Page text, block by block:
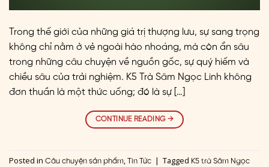
Trong thế giới của những giá trị thượng lưu, sự sang trọng
không chỉ nằm ở vẻ ngoài hào nhoáng, mà còn ẩn sâu
trong những câu chuyện về nguồn gốc, sự quý hiếm và
chiều sâu của trải nghiệm. K5 Trà Sâm Ngọc Linh không
đơn thuần là một thức uống; đó là sự […]
CONTINUE READING →
Posted in Câu chuyện sản phẩm, Tin Tức | Tagged K5 trà Sâm Ngọc